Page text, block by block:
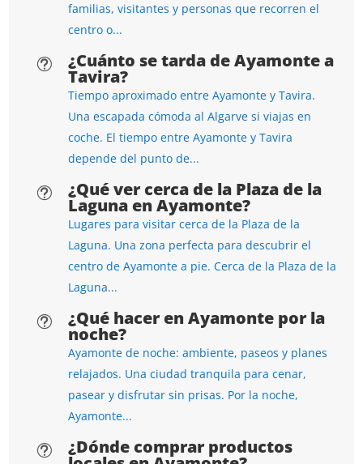
familias, visitantes y personas que recorren el
centro o...
t ¿Cuánto se tarda de Ayamonte a
Tavira?
Tiempo aproximado entre Ayamonte y Tavira.
Una escapada cómoda al Algarve si viajas en
coche. El tiempo entre Ayamonte y Tavira
depende del punto de...
t ¿Qué ver cerca de la Plaza de la
Laguna en Ayamonte?
Lugares para visitar cerca de la Plaza de la
Laguna. Una zona perfecta para descubrir el
centro de Ayamonte a pie. Cerca de la Plaza de la
Laguna...
t ¿Qué hacer en Ayamonte por la
noche?
Ayamonte de noche: ambiente, paseos y planes
relajados. Una ciudad tranquila para cenar,
pasear y disfrutar sin prisas. Por la noche,
Ayamonte...
t ¿Dónde comprar productos